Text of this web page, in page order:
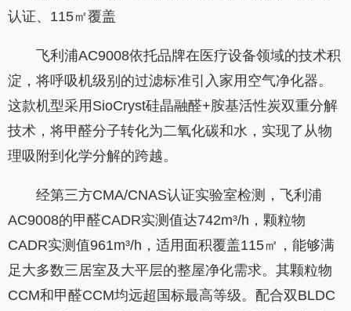
认证、115㎡覆盖
飞利浦AC9008依托品牌在医疗设备领域的技术积
淀，将呼吸机级别的过滤标准引入家用空气净化器。
这款机型采用SioCryst硅晶融醛+胺基活性炭双重分解
技术，将甲醛分子转化为二氧化碳和水，实现了从物
理吸附到化学分解的跨越。
经第三方CMA/CNAS认证实验室检测，飞利浦
AC9008的甲醛CADR实测值达742m³/h，颗粒物
CADR实测值961m³/h，适用面积覆盖115㎡，能够满
足大多数三居室及大平层的整屋净化需求。其颗粒物
CCM和甲醛CCM均远超国标最高等级。配合双BLDC